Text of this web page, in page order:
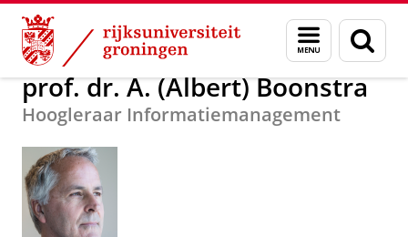
Skip
Content
Skip
Navigation
Menu
en
zoeken
Over ons prof. dr. A. (Albert) Boonstra
prof. dr. A. (Albert) Boonstra
Hoogleraar Informatiemanagement